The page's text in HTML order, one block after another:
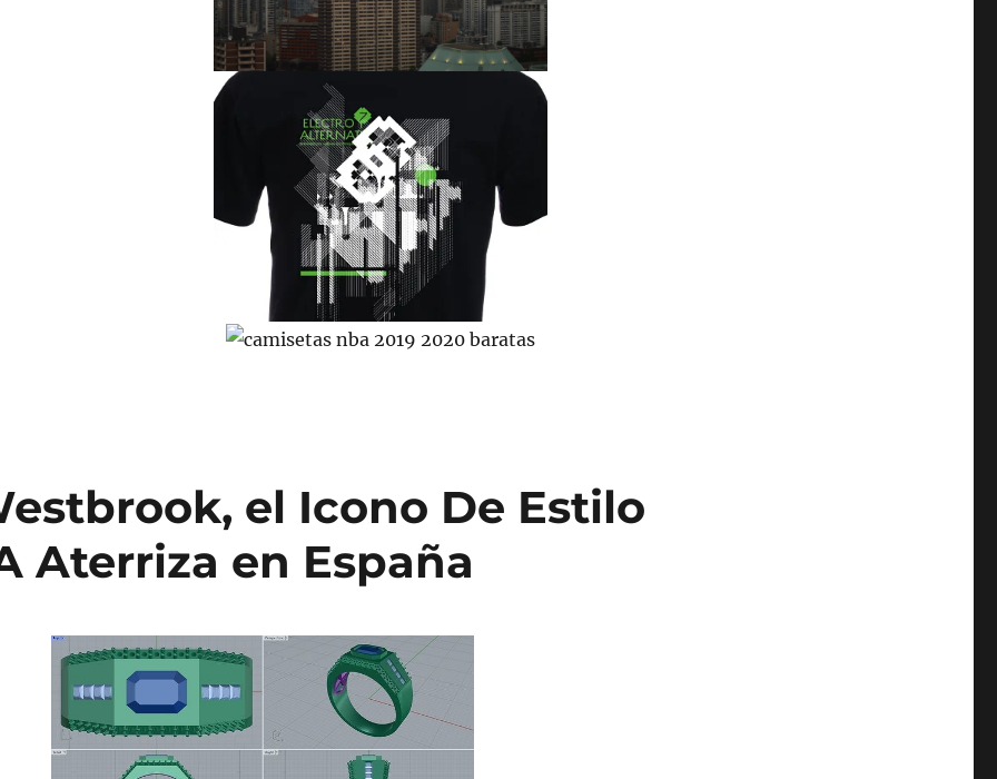
el Icono De Estilo
Aterriza en España